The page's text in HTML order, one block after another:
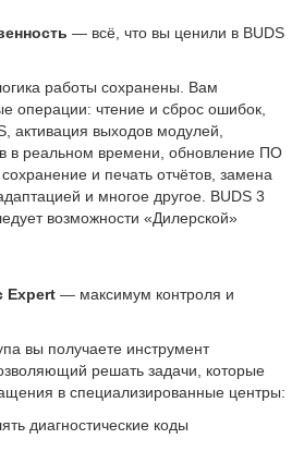
— всё, что вы ценили в BUDS
работы сохранены. Вам
операции: чтение и сброс ошибок,
активация выходов модулей,
в реальном времени, обновление ПО
и печать отчётов, замена
и многое другое. BUDS 3
возможности «Дилерской»
Expert — максимум контроля и
вы получаете инструмент
решать задачи, которые
в специализированные центры:
диагностические коды